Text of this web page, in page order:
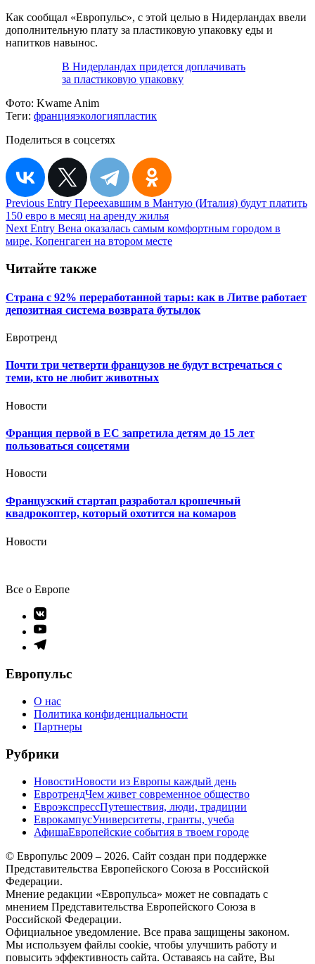
Как сообщал «Европульс», с этой целью в Нидерландах ввели
дополнительную плату за пластиковую упаковку еды и
напитков навынос.
В Нидерландах придется доплачивать
за пластиковую упаковку
Фото: Kwame Anim
Теги: францияэкологияпластик
Поделиться в соцсетях
Навигация
по
записям
Previous Entry Переехавшим в Мантую (Италия) будут платить
150 евро в месяц на аренду жилья
Next Entry Вена оказалась самым комфортным городом в
мире, Копенгаген на втором месте
Читайте также
Страна с 92% переработанной тары: как в Литве работает
депозитная система возврата бутылок
Евротренд
Почти три четверти французов не будут встречаться с
теми, кто не любит животных
Новости
Франция первой в ЕС запретила детям до 15 лет
пользоваться соцсетями
Новости
Французский стартап разработал крошечный
квадрокоптер, который охотится на комаров
Новости
Все о Европе
Элемент
меню
Элемент
меню
Элемент
Европульс
О нас
Политика конфиденциальности
Партнеры
Рубрики
НовостиНовости из Европы каждый день
ЕвротрендЧем живет современное общество
ЕвроэкспрессПутешествия, люди, традиции
ЕврокампусУниверситеты, гранты, учеба
АфишаЕвропейские события в твоем городе
© Европульс 2009 – 2026. Сайт создан при поддержке
Представительства Европейского Союза в Российской
Федерации.
Мнение редакции «Европульса» может не совпадать с
мнением Представительства Европейского Союза в
Российской Федерации.
Официальное уведомление. Все права защищены законом.
Мы используем файлы cookie, чтобы улучшить работу и
повысить эффективность сайта. Оставаясь на сайте, Вы